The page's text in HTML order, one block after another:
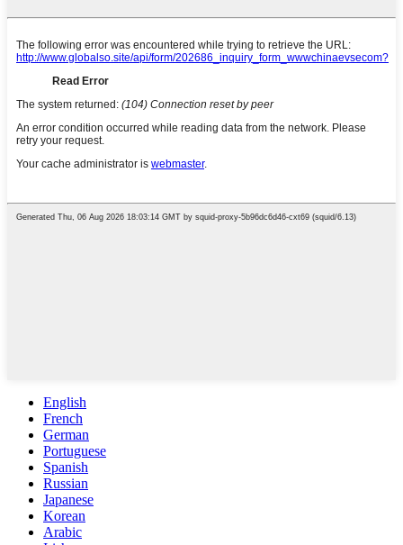
English
French
German
Portuguese
Spanish
Russian
Japanese
Korean
Arabic